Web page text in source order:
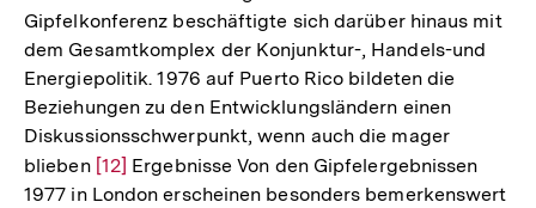
Gipfelkonferenz beschäftigte sich darüber hinaus mit
dem Gesamtkomplex der Konjunktur-, Handels-und
Energiepolitik. 1976 auf Puerto Rico bildeten die
Beziehungen zu den Entwicklungsländern einen
Diskussionsschwerpunkt, wenn auch die mager
blieben Zur
Auflösung
[12] Ergebnisse Von den Gipfelergebnissen
1977 in London erscheinen besonders bemerkenswert